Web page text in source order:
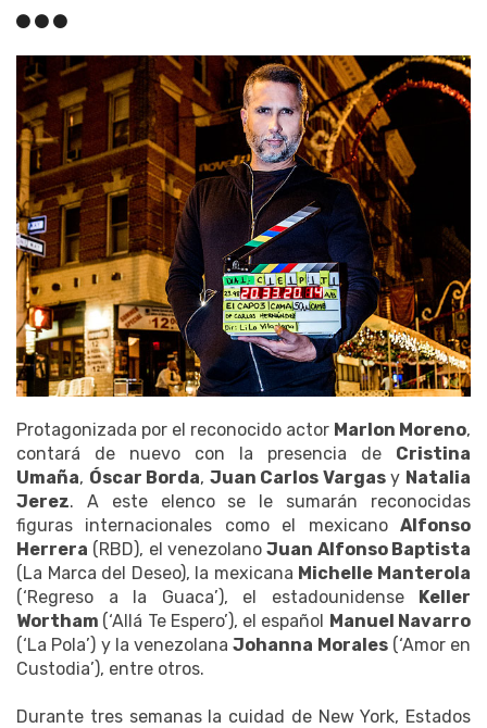
Protagonizada por el reconocido actor Marlon Moreno,
contará de nuevo con la presencia de Cristina
Umaña, Óscar Borda, Juan Carlos Vargasy Natalia
Jerez. A este elenco se le sumarán reconocidas
figuras internacionales como el mexicano Alfonso
Herrera (RBD), el venezolanoJuan Alfonso Baptista
(La Marca del Deseo), la mexicana Michelle Manterola
(‘Regreso a la Guaca’), el estadounidense Keller
Wortham (‘Allá Te Espero’), el español Manuel Navarro
(‘La Pola’) y la venezolanaJohanna Morales(‘Amor en
Custodia’), entre otros.
Durante tres semanas la cuidad de New York, Estados